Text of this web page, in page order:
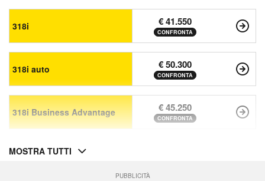
318i € 41.550
CONFRONTA
318i auto € 50.300
CONFRONTA
318i Business Advantage € 45.250
CONFRONTA
MOSTRA TUTTI
PUBBLICITÀ